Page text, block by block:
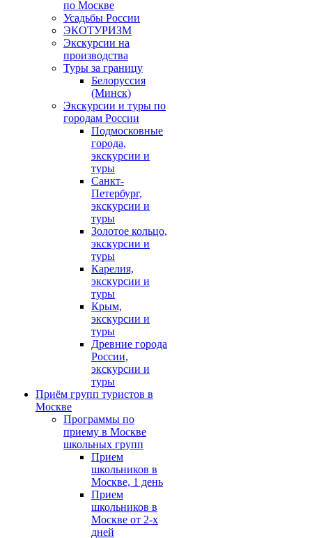
по Москве
Усадьбы России
ЭКОТУРИЗМ
Экскурсии на
производства
Туры за границу
Белоруссия
(Минск)
Экскурсии и туры по
городам России
Подмосковные
города,
экскурсии и
туры
Санкт-
Петербург,
экскурсии и
туры
Золотое кольцо,
экскурсии и
туры
Карелия,
экскурсии и
туры
Крым,
экскурсии и
туры
Древние города
России,
экскурсии и
туры
Приём групп туристов в
Москве
Программы по
приему в Москве
школьных групп
Прием
школьников в
Москве, 1 день
Прием
школьников в
Москве от 2-х
дней